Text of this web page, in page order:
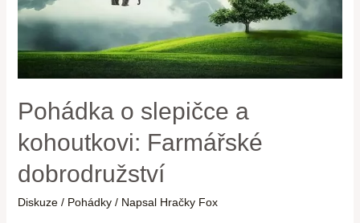
Pohádka o slepičce a
kohoutkovi: Farmářské
dobrodružství
Diskuze / Pohádky/ Napsal Hračky Fox